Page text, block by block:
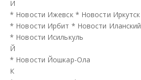
И
* Новости Ижевск* Новости Иркутск
* Новости Ирбит * Новости Иланский
* Новости Исилькуль
Й
* Новости Йошкар-Ола
К